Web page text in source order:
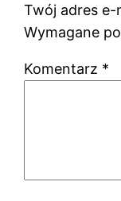
Twój adres e-
Wymagane
Komentarz *